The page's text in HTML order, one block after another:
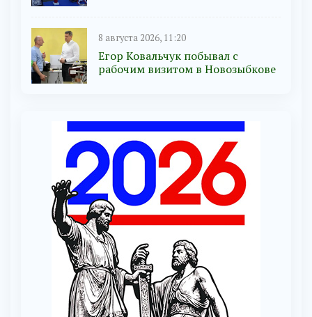
8 августа 2026, 11:20
Егор Ковальчук побывал с
рабочим визитом в Новозыбкове